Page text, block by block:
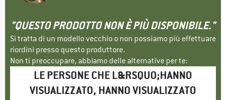
"QUESTO PRODOTTO NON È PIÙ DISPONIBILE."
Si tratta di un modello vecchio o non possiamo più effettuare
riordini presso questo produttore.
Non ti preoccupare, abbiamo delle alternative per te:
LE PERSONE CHE L&RSQUO;HANNO
VISUALIZZATO, HANNO VISUALIZZATO